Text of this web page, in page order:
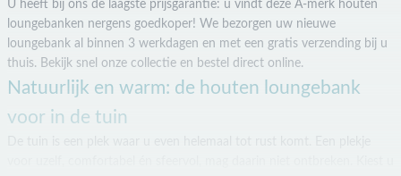
U heeft bij ons de laagste prijsgarantie: u vindt deze A-merk houten
loungebanken nergens goedkoper! We bezorgen uw nieuwe
loungebank al binnen 3 werkdagen en met een gratis verzending bij u
thuis. Bekijk snel onze collectie en bestel direct online.
Natuurlijk en warm: de houten loungebank
voor in de tuin